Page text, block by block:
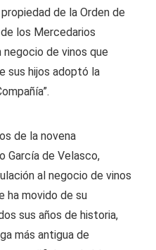
de la Orden de
los Mercedarios
negocio de vinos que
sus hijos adoptó la
de la novena
García de Velasco,
al negocio de vinos
ha movido de su
sus años de historia,
más antigua de